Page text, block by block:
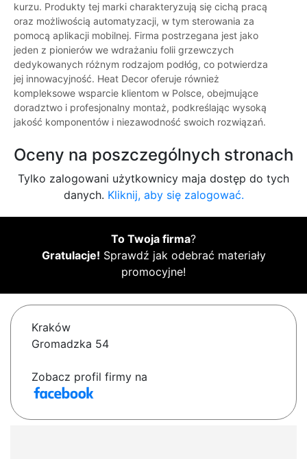
kurzu. Produkty tej marki charakteryzują się cichą pracą
oraz możliwością automatyzacji, w tym sterowania za
pomocą aplikacji mobilnej. Firma postrzegana jest jako
jeden z pionierów we wdrażaniu folii grzewczych
dedykowanych różnym rodzajom podłóg, co potwierdza
jej innowacyjność. Heat Decor oferuje również
kompleksowe wsparcie klientom w Polsce, obejmujące
doradztwo i profesjonalny montaż, podkreślając wysoką
jakość komponentów i niezawodność swoich rozwiązań.
Oceny na poszczególnych stronach
Tylko zalogowani użytkownicy maja dostęp do tych
danych. Kliknij, aby się zalogować.
To Twoja firma?
Gratulacje! Sprawdź jak odebrać materiały
promocyjne!
Kraków
Gromadzka 54
Zobacz profil firmy na